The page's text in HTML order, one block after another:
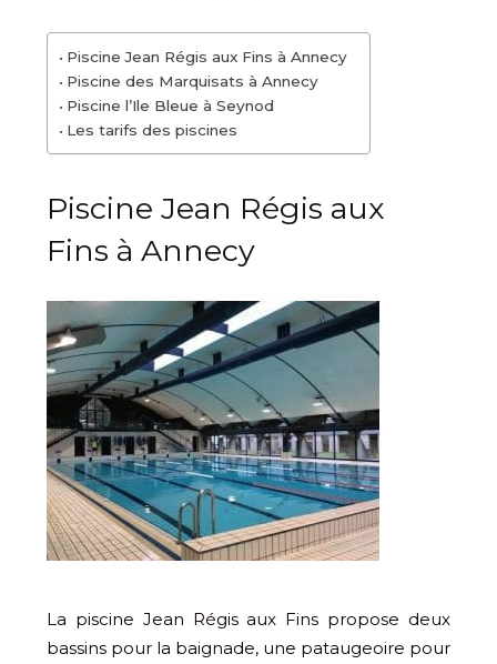
Piscine Jean Régis aux Fins à Annecy
Piscine des Marquisats à Annecy
Piscine l’Ile Bleue à Seynod
Les tarifs des piscines
Piscine Jean Régis aux
Fins à Annecy
La piscine Jean Régis aux Fins propose deux
bassins pour la baignade, une pataugeoire pour